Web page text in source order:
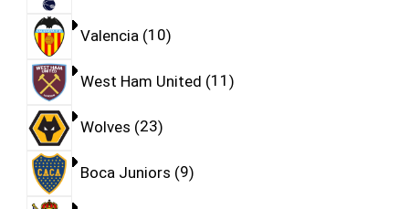
Valencia 10
West Ham United 11
Wolves 23
Boca Juniors 9